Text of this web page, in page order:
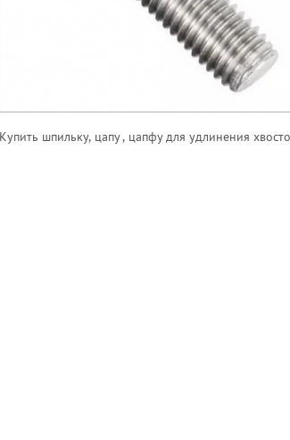
Купить шпильку, цапу , цапфу для удлинения